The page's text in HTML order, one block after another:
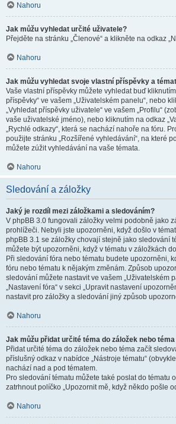
Nahoru
Jak můžu vyhledat určité uživatele?
Přejděte na stránku „Členové“ a klikněte na odkaz
Nahoru
Jak můžu vyhledat svoje vlastní příspěvky a
Vaše vlastní příspěvky můžete vyhledat buď
příspěvky“ ve vašem „Uživatelském panelu“, nebo
„Vyhledat příspěvky uživatele“ ve vašem „Profilu“
vaše uživatelské jméno), nebo kliknutím na odkaz
„Rychlé odkazy“, která se nachází nahoře na fóru.
použijte stránku „Rozšířené vyhledávání“, na které
můžete zúžit vyhledávání na vaše témata.
Nahoru
Sledování a záložky
Jaký je rozdíl mezi záložkami a sledováním?
V phpBB 3.0 fungovali záložky velmi podobně jako
prohlížeči. Nebyli jste upozorněni, když došlo v
phpBB 3.1 se záložky chovají stejně jako sledování
můžete být upozorněni, když v tématu v záložkách
Při sledování fóra nebo tématu budete upozorněni,
fóru nebo tématu k nějakým změnám. Způsob
sledování můžete nastavit ve vašem „Uživatelském
„Nastavení fóra“ v sekci „Upravit nastavení
nastavit pro záložky a sledování jiný způsob
Nahoru
Jak můžu přidat určité téma do záložek nebo
Přidat určité téma do záložek nebo téma začít
příslušný odkaz v nabídce „Nástroje tématu“
nachází nad a pod tématem.
Pro sledování tématu můžete také poslat do tématu
zatrhnout políčko „Upozornit mě, když někdo pošle
Nahoru